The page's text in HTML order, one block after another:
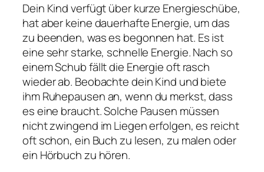
Dein Kind verfügt über kurze Energieschübe,
hat aber keine dauerhafte Energie, um das
zu beenden, was es begonnen hat. Es ist
eine sehr starke, schnelle Energie. Nach so
einem Schub fällt die Energie oft rasch
wieder ab. Beobachte dein Kind und biete
ihm Ruhepausen an, wenn du merkst, dass
es eine braucht. Solche Pausen müssen
nicht zwingend im Liegen erfolgen, es reicht
oft schon, ein Buch zu lesen, zu malen oder
ein Hörbuch zu hören.